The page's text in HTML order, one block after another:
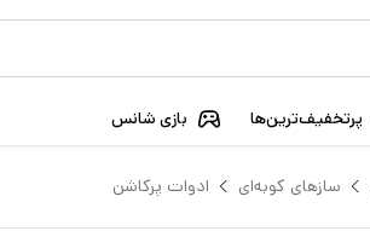
پرتخفیف‌ترین‌ها بازی شانس
سازهای کوبه‌ای ادوات پرکاشن